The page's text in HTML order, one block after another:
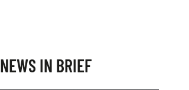
NEWS IN BRIEF